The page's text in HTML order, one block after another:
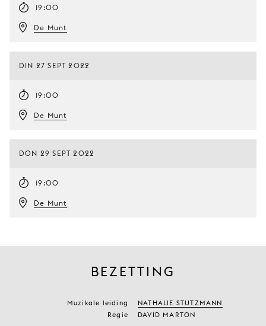
19:00
De Munt
DIN 27 SEPT 2022
19:00
De Munt
DON 29 SEPT 2022
19:00
De Munt
BEZETTING
Muzikale leiding
NATHALIE STUTZMANN
Regie
DAVID MARTON